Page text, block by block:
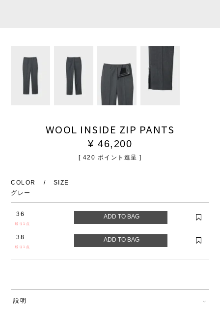
WOOL INSIDE ZIP PANTS
¥ 46,200
[ 420 ポイント進呈 ]
COLOR
SIZE
グレー
36
残り1点
38
残り1点
説明